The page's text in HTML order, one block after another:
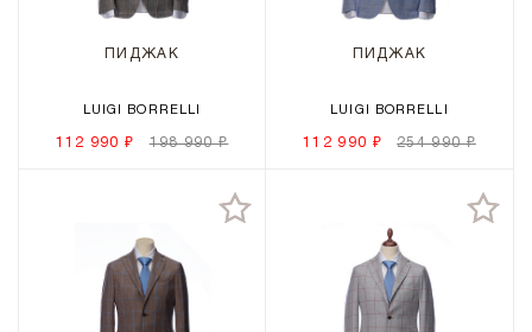
ПИДЖАК
LUIGI BORRELLI
112 990 ₽ 198 990 ₽
ПИДЖАК
LUIGI BORRELLI
112 990 ₽ 254 990 ₽